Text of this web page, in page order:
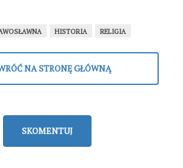
HISTORIA RELIGIA
NA STRONĘ GŁÓWNĄ
SKOMENTUJ